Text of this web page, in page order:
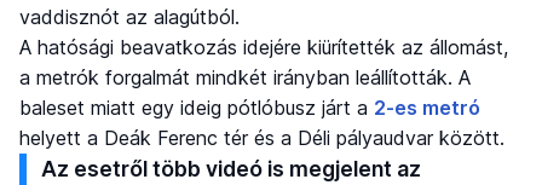
vaddisznót az alagútból.
A hatósági beavatkozás idejére kiürítették az állomást,
a metrók forgalmát mindkét irányban leállították. A
baleset miatt egy ideig pótlóbusz járt a 2-es metró
helyett a Deák Ferenc tér és a Déli pályaudvar között.
Az esetről több videó is megjelent az